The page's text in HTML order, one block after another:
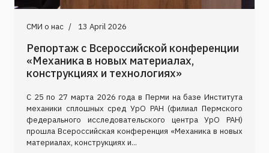
СМИ о нас 13 April 2026
Репортаж с Всероссийской конференции
«Механика в новых материалах,
конструкциях и технологиях»
С 25 по 27 марта 2026 года в Перми на базе Института
механики сплошных сред УрО РАН (филиал Пермского
федерального исследовательского центра УрО РАН)
прошла Всероссийская конференция «Механика в новых
материалах, конструкциях и...